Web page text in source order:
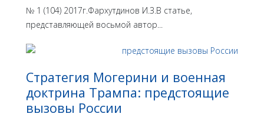
№ 1 (104) 2017г.Фархутдинов И.З.В статье,
представляющей восьмой автор...
Стратегия Могерини и военная
доктрина Трампа: предстоящие
вызовы России